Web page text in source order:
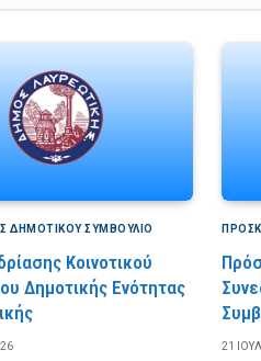
ΔΗΜΟΤΙΚΟΎ ΣΥΜΒΟΎΛΙΟ
Κοινοτικού
Δημοτικής Ενότητας
21